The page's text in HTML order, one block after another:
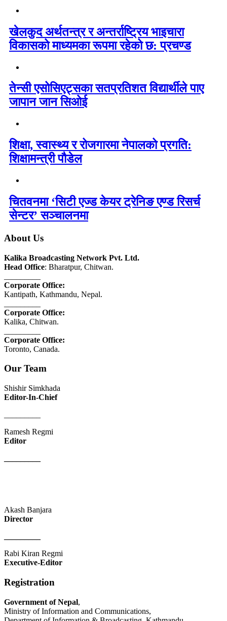
खेलकुद अर्थतन्त्र र अन्तर्राष्ट्रिय भाइचारा
विकासको माध्यमका रूपमा रहेको छ: प्रचण्ड
तेन्सी एसोसिएट्सका सतप्रतिशत विद्यार्थीले पाए
जापान जान सिओई
शिक्षा, स्वास्थ्य र रोजगारमा नेपालको प्रगति:
शिक्षामन्त्री पौडेल
चितवनमा ‘सिटी एज्ड केयर ट्रेनिङ एण्ड रिसर्च
सेन्टर’ सञ्चालनमा
About Us
Kalika Broadcasting Network Pvt. Ltd.
Head Office: Bharatpur, Chitwan.
Corporate Office:
Kantipath, Kathmandu, Nepal.
Corporate Office:
Kalika, Chitwan.
Corporate Office:
Toronto, Canada.
Our Team
Shishir Simkhada
Editor-In-Chief
Ramesh Regmi
Editor
Akash Banjara
Director
Rabi Kiran Regmi
Executive-Editor
Registration
Government of Nepal,
Ministry of Information and Communications,